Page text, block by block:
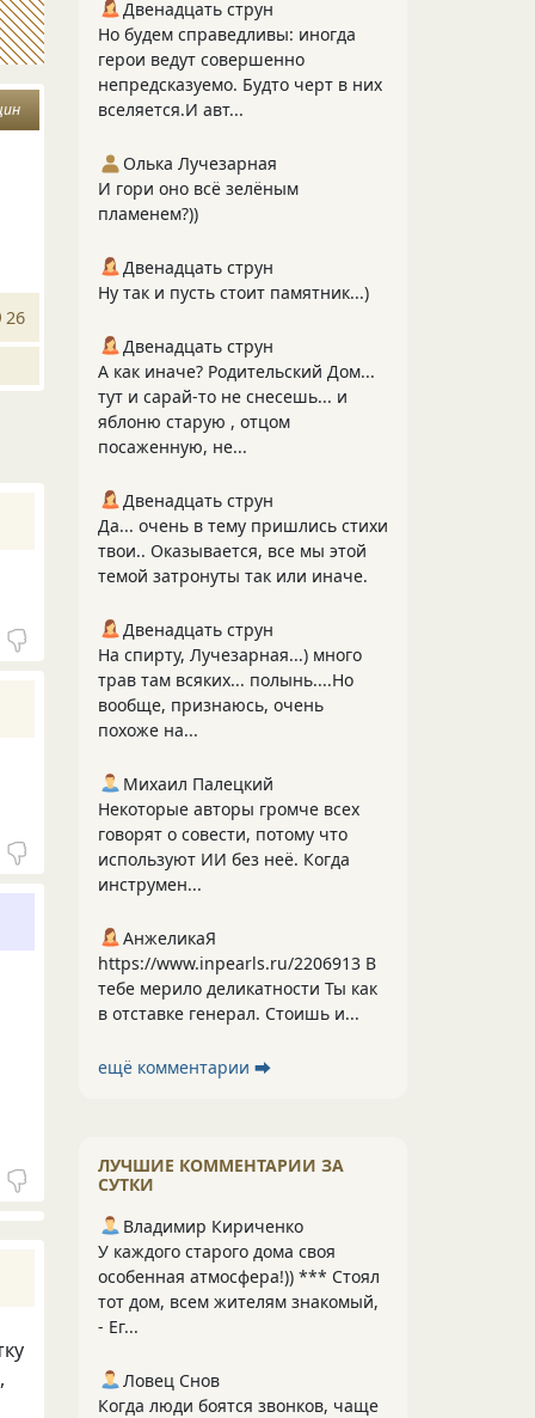
26
Двенадцать струн
Но будем справедливы: иногда
герои ведут совершенно
непредсказуемо. Будто черт в них
вселяется.И авт...
Олька Лучезарная
И гори оно всё зелёным
пламенем?))
Двенадцать струн
Ну так и пусть стоит памятник...)
Двенадцать струн
А как иначе? Родительский Дом...
тут и сарай-то не снесешь... и
яблоню старую , отцом
посаженную, не...
Двенадцать струн
Да... очень в тему пришлись стихи
твои.. Оказывается, все мы этой
темой затронуты так или иначе.
Двенадцать струн
На спирту, Лучезарная...) много
трав там всяких... полынь....Но
вообще, признаюсь, очень
похоже на...
Михаил Палецкий
Некоторые авторы громче всех
говорят о совести, потому что
используют ИИ без неё. Когда
инструмен...
АнжеликаЯ
https://www.inpearls.ru/2206913 В
тебе мерило деликатности Ты как
в отставке генерал. Стоишь и...
ещё комментарии ⮕
ЛУЧШИЕ КОММЕНТАРИИ ЗА
СУТКИ
Владимир Кириченко
У каждого старого дома своя
особенная атмосфера!)) *** Стоял
тот дом, всем жителям знакомый,
- Ег...
Ловец Снов
Когда люди боятся звонков, чаще